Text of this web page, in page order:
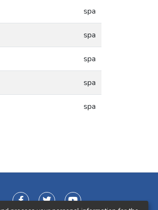
spa
spa
spa
spa
spa